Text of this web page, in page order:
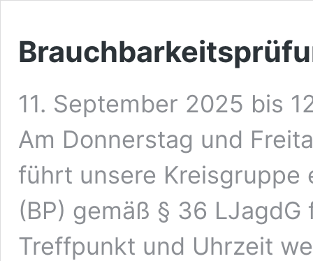
11. September 2025 bis
Am Donnerstag und
führt unsere Kreisgruppe
(BP) gemäß § 36
Treffpunkt und Uhrzeit